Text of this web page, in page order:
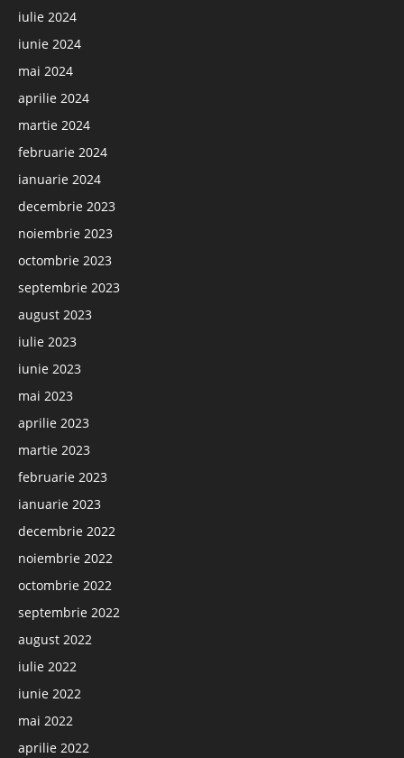
iulie 2024
iunie 2024
mai 2024
aprilie 2024
martie 2024
februarie 2024
ianuarie 2024
decembrie 2023
noiembrie 2023
octombrie 2023
septembrie 2023
august 2023
iulie 2023
iunie 2023
mai 2023
aprilie 2023
martie 2023
februarie 2023
ianuarie 2023
decembrie 2022
noiembrie 2022
octombrie 2022
septembrie 2022
august 2022
iulie 2022
iunie 2022
mai 2022
aprilie 2022